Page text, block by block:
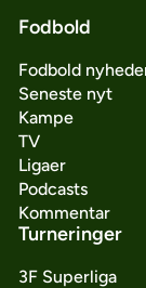
Fodbold
Fodbold
Seneste nyt
Kampe
TV
Ligaer
Podcasts
Kommentar
Turneringer
3F Superliga